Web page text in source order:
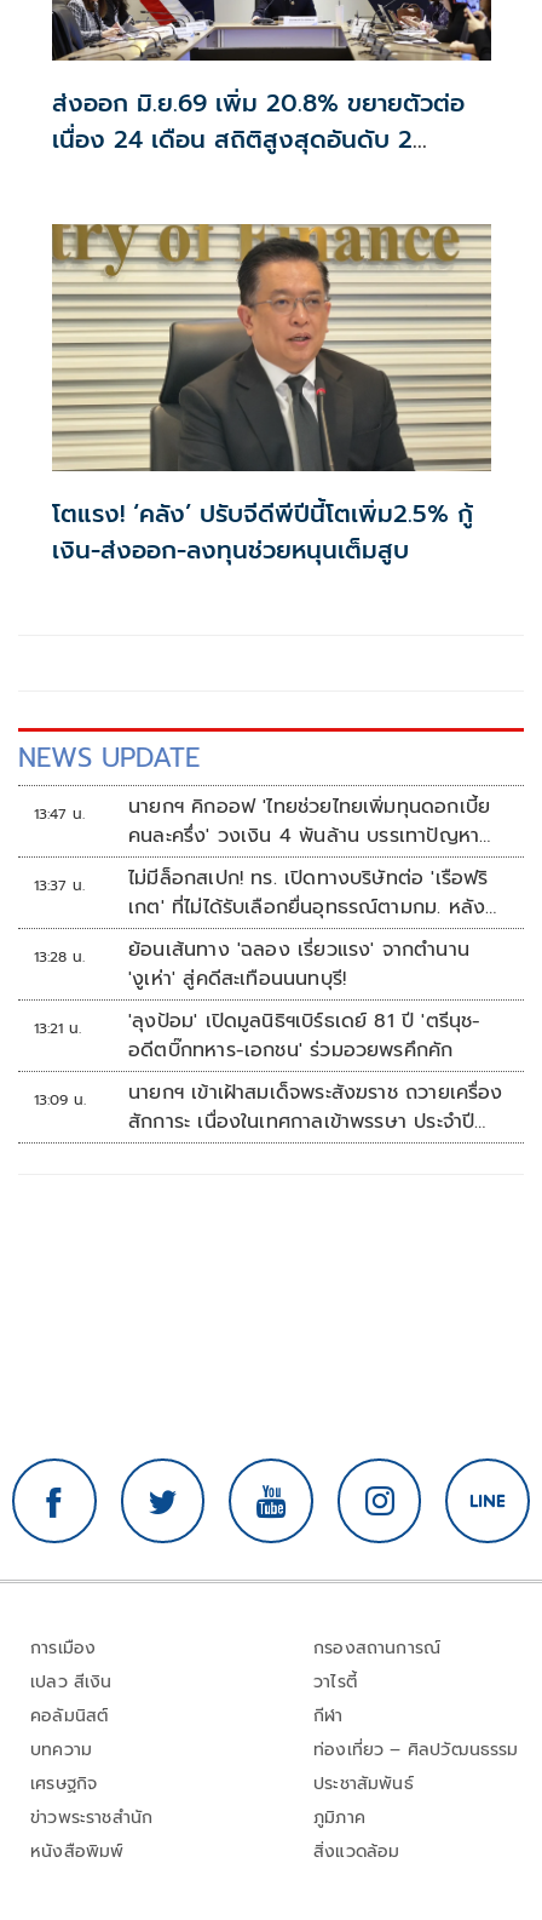
ส่งออก มิ.ย.69 เพิ่ม 20.8% ขยายตัวต่อ
เนื่อง 24 เดือน สถิติสูงสุดอันดับ 2
โตแรง! ‘คลัง’ ปรับจีดีพีปีนี้โตเพิ่ม2.5% กู้
เงิน-ส่งออก-ลงทุนช่วยหนุนเต็มสูบ
NEWS UPDATE
13:47 น.
นายกฯ คิกออฟ 'ไทยช่วยไทยเพิ่มทุนดอกเบี้ย
คนละครึ่ง' วงเงิน 4 พันล้าน บรรเทาปัญหา
ปากท้อง
13:37 น.
ไม่มีล็อกสเปก! ทร. เปิดทางบริษัทต่อ 'เรือฟริ
เกต' ที่ไม่ได้รับเลือกยื่นอุทธรณ์ตามกม. หลัง
เซ็นอนุมัติเรียบร้อย
13:28 น.
ย้อนเส้นทาง 'ฉลอง เรี่ยวแรง' จากตำนาน
'งูเห่า' สู่คดีสะเทือนนนทบุรี!
13:21 น.
'ลุงป้อม' เปิดมูลนิธิฯเบิร์ธเดย์ 81 ปี 'ตรีนุช-
อดีตบิ๊กทหาร-เอกชน' ร่วมอวยพรคึกคัก
13:09 น.
นายกฯ เข้าเฝ้าสมเด็จพระสังฆราช ถวายเครื่อง
สักการะ เนื่องในเทศกาลเข้าพรรษา ประจำปี
2569
การเมือง
เปลว สีเงิน
คอลัมนิสต์
บทความ
เศรษฐกิจ
ข่าวพระราชสำนัก
หนังสือพิมพ์
กรองสถานการณ์
วาไรตี้
กีฬา
ท่องเที่ยว – ศิลปวัฒนธรรม
ประชาสัมพันธ์
ภูมิภาค
สิ่งแวดล้อม